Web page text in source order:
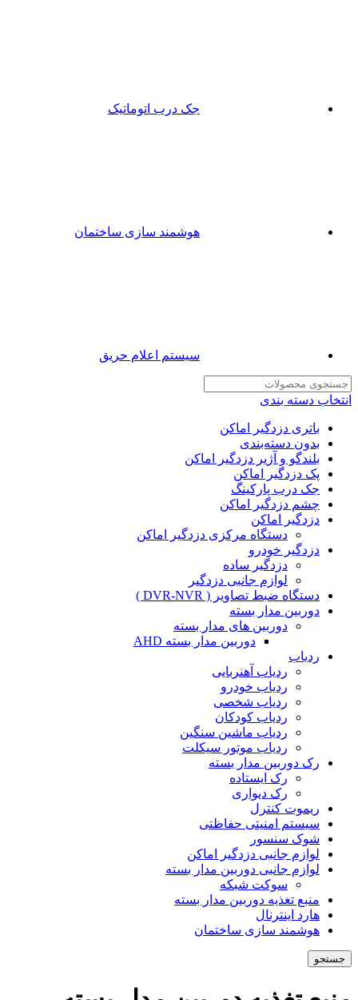
جک درب اتوماتیک
هوشمند سازی ساختمان
سیستم اعلام حریق
انتخاب دسته بندی
باتری دزدگیر اماکن
بدون دسته‌بندی
بلندگو و آژیر دزدگیر اماکن
پک دزدگیر اماکن
جک درب پارکینگ
چشم دزدگیر اماکن
دزدگیر اماکن
دستگاه مرکزی دزدگیر اماکن
دزدگیر خودرو
دزدگیر ساده
لوازم جانبی دزدگیر
دستگاه ضبط تصاویر ( DVR-NVR )
دوربین مدار بسته
دوربین های مدار بسته
دوربین مدار بسته AHD
ردیاب
ردیاب آهنربایی
ردیاب خودرو
ردیاب شخصی
ردیاب کودکان
ردیاب ماشین سنگین
ردیاب موتور سیکلت
رک دوربین مدار بسته
رک ایستاده
رک دیواری
ریموت کنترل
سیستم امنیتی حفاظتی
شوک سنسور
لوازم جانبی دزدگیر اماکن
لوازم جانبی دوربین مدار بسته
سوکت شبکه
منبع تغذیه دوربین مدار بسته
هارد اینترنال
هوشمند سازی ساختمان
جستجو